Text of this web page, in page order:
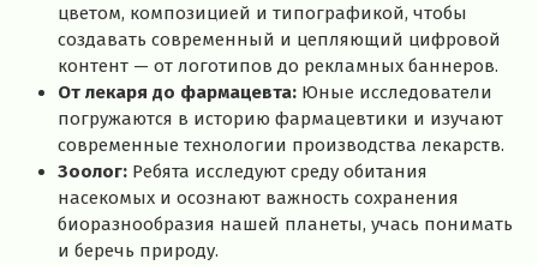
цветом, композицией и типографикой, чтобы
создавать современный и цепляющий цифровой
контент — от логотипов до рекламных баннеров.
От лекаря до фармацевта: Юные исследователи
погружаются в историю фармацевтики и изучают
современные технологии производства лекарств.
Зоолог: Ребята исследуют среду обитания
насекомых и осознают важность сохранения
биоразнообразия нашей планеты, учась понимать
и беречь природу.